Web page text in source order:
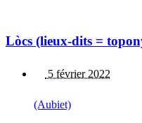
Lòcs (lieux-dits =
5 février 2022
(Aubiet)